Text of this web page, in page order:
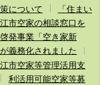
について
「住まい
市空家の相談窓口を
発事業「空き家新
義務化されました
市空家等管理活用支
利活用可能空家等募